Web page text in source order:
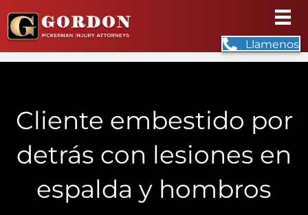
Llamenos
Cliente embestido por
detrás con lesiones en
espalda y hombros